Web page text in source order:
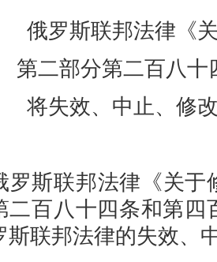
俄罗斯联邦法律《
第二部分第二百八
将失效、中止、修
罗斯联邦法律《关于
二百八十四条和第四
斯联邦法律的失效、